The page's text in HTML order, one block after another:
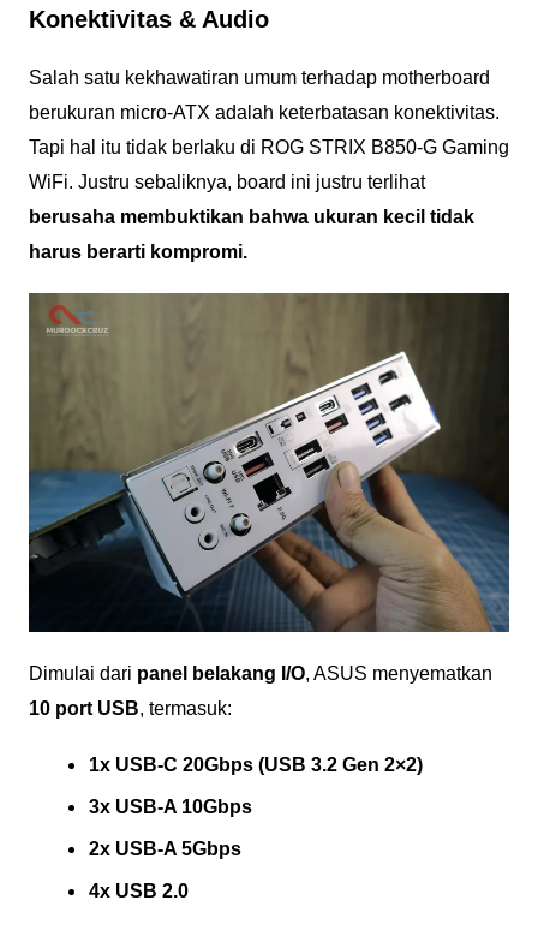
Konektivitas & Audio
Salah satu kekhawatiran umum terhadap motherboard
berukuran micro-ATX adalah keterbatasan konektivitas.
Tapi hal itu tidak berlaku di ROG STRIX B850-G Gaming
WiFi. Justru sebaliknya, board ini justru terlihat
berusaha membuktikan bahwa ukuran kecil tidak
harus berarti kompromi.
Dimulai dari panel belakang I/O, ASUS menyematkan
10 port USB, termasuk:
1x USB-C 20Gbps (USB 3.2 Gen 2×2)
3x USB-A 10Gbps
2x USB-A 5Gbps
4x USB 2.0